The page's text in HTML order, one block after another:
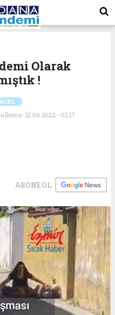
Olarak
!
12.06.2022 - 02:17
ABONE OL